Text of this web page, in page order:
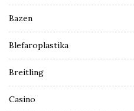
Bazen
Blefaroplastika
Breitling
Casino